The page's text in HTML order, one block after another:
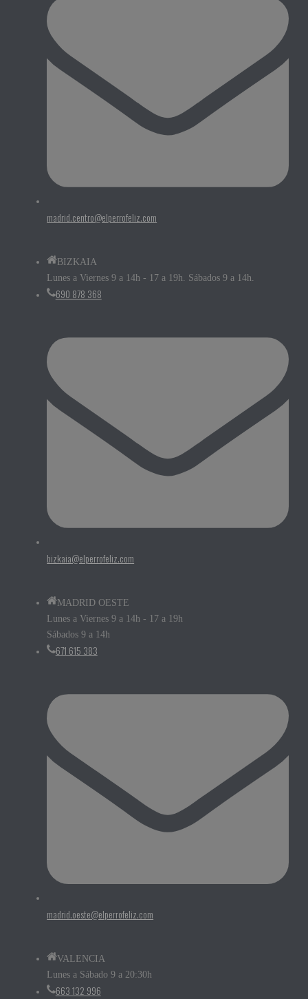
madrid.centro@elperrofeliz.com
BIZKAIA
Lunes a Viernes 9 a 14h - 17 a 19h. Sábados 9 a 14h.
690 878 368
bizkaia@elperrofeliz.com
MADRID OESTE
Lunes a Viernes 9 a 14h - 17 a 19h
Sábados 9 a 14h
671 615 383
madrid.oeste@elperrofeliz.com
VALENCIA
Lunes a Sábado 9 a 20:30h
663 132 996